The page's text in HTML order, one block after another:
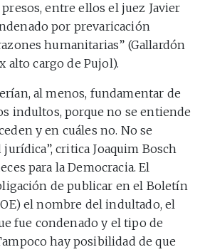
presos, entre ellos el juez Javier
por prevaricación
humanitarias” (Gallardón
alto cargo de Pujol).
al menos, fundamentar de
indultos, porque no se entiende
y en cuáles no. No se
critica Joaquim Bosch
para la Democracia. El
de publicar en el Boletín
el nombre del indultado, el
fue condenado y el tipo de
hay posibilidad de que